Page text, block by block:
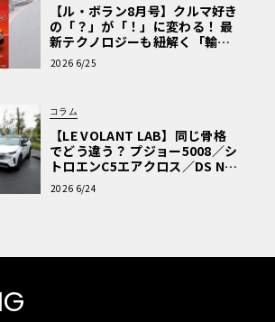
【ル・ボラン8月号】クルマ好き
の「？」が「！」に変わる！ 最
新テクノロジーも紐解く「輸入
車Q&A」
2026 6/25
コラム
【LE VOLANT LAB】同じ骨格
でどう違う？ プジョー5008／シ
トロエンC5エアクロス／DS Nº4
読者一気乗りレポート
2026 6/24